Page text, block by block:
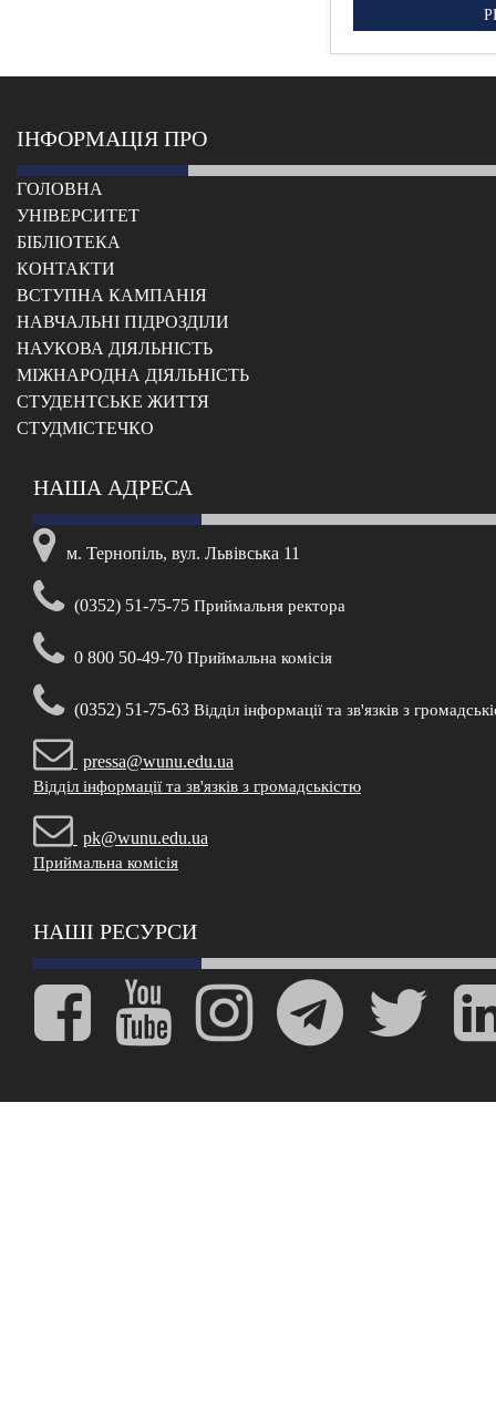
ІНФОРМАЦІЯ ПРО
ГОЛОВНА
УНІВЕРСИТЕТ
БІБЛІОТЕКА
КОНТАКТИ
ВСТУПНА КАМПАНІЯ
НАВЧАЛЬНІ ПІДРОЗДІЛИ
НАУКОВА ДІЯЛЬНІСТЬ
МІЖНАРОДНА ДІЯЛЬНІСТЬ
CТУДЕНТСЬКЕ ЖИТТЯ
CТУДМІСТЕЧКО
НАША АДРЕСА
м. Тернопіль, вул. Львівська 11
(0352) 51-75-75 Приймальня ректора
0 800 50-49-70 Приймальна комісія
(0352) 51-75-63 Відділ інформації та зв'язків з
pressa@wunu.edu.ua
Відділ інформації та зв'язків з громадськістю
pk@wunu.edu.ua
Приймальна комісія
НАШІ РЕСУРСИ